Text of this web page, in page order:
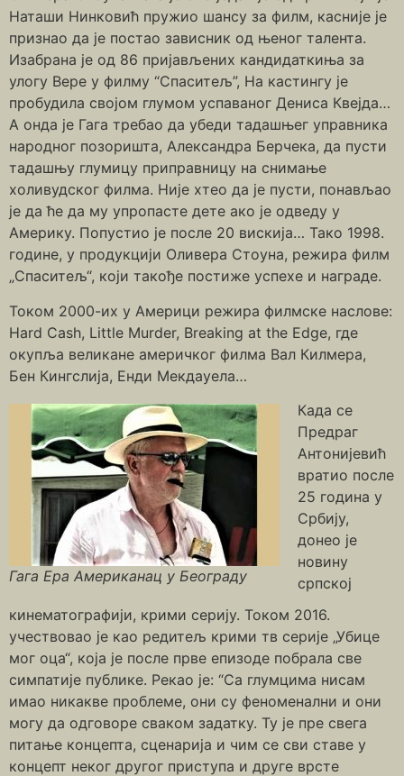
Наташи Нинковић пружио шансу за филм, касније је
признао да је постао зависник од њеног талента.
Изабрана је од 86 пријављених кандидаткиња за
улогу Вере у филму “Спаситељ”, На кастингу је
пробудила својом глумом успаваног Дениса Квејда…
А онда је Гага требао да убеди тадашњег управника
народног позоришта, Александра Берчека, да пусти
тадашњу глумицу приправницу на снимање
холивудског филма. Није хтео да је пусти, понављао
је да ће да му упропасте дете ако је одведу у
Америку. Попустио је после 20 вискија… Тако 1998.
године, у продукцији Оливера Стоуна, режира филм
„Спаситељ“, који такође постиже успехе и награде.
Током 2000-их у Америци режира филмске наслове:
Hard Cash, Little Murder, Breaking at the Edge, где
окупља великане америчког филма Вал Килмера,
Бен Кингслија, Енди Мекдауела…
Гага Ера Американац у Београду
Када се
Предраг
Антонијевић
вратио после
25 година у
Србију,
донео је
новину
српској
кинематографији, крими серију. Током 2016.
учествовао је као редитељ крими тв серије „Убице
мог оца“, која је после прве епизоде побрала све
симпатије публике. Рекао је: “Са глумцима нисам
имао никакве проблеме, они су феноменални и они
могу да одговоре сваком задатку. Ту је пре свега
питање концепта, сценарија и чим се сви ставе у
концепт неког другог приступа и друге врсте